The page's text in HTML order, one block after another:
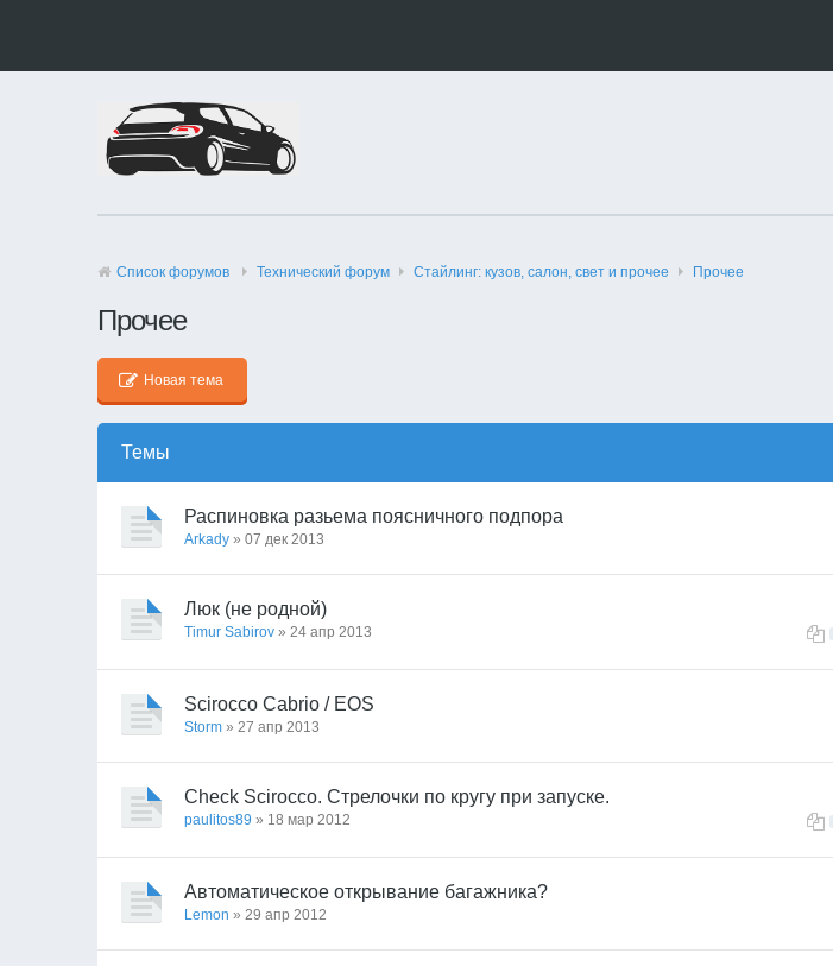
Список форумов Технический форyм Стайлинг: кузов, салон, свет и прочее Прочее
Прочее
Новая тема
Темы
Распиновка разьема поясничного подпора
Arkady » 07 дек 2013
Люк (не родной)
Timur Sabirov » 24 апр 2013
Scirocco Cabrio / EOS
Storm » 27 апр 2013
Check Scirocco. Стрелочки по кругу при запуске.
paulitos89 » 18 мар 2012
Автоматическое открывание багажника?
Lemon » 29 апр 2012